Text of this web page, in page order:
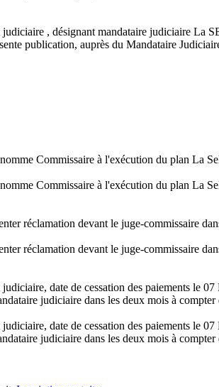
judiciaire , désignant mandataire judiciaire
publication, auprès du Mandataire
Commissaire à l'exécution du plan La
Commissaire à l'exécution du plan La
réclamation devant le juge-commissaire
réclamation devant le juge-commissaire
date de cessation des paiements le
judiciaire dans les deux mois à
date de cessation des paiements le
judiciaire dans les deux mois à